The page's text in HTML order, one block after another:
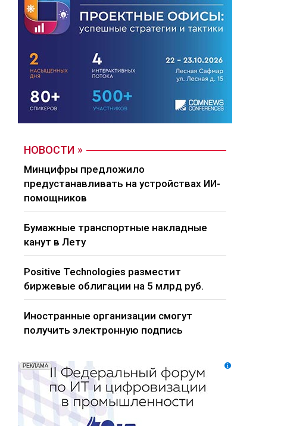
НОВОСТИ
Минцифры предложило
предустанавливать на устройствах ИИ-
помощников
Бумажные транспортные накладные
канут в Лету
Positive Technologies разместит
биржевые облигации на 5 млрд руб.
Иностранные организации смогут
получить электронную подпись